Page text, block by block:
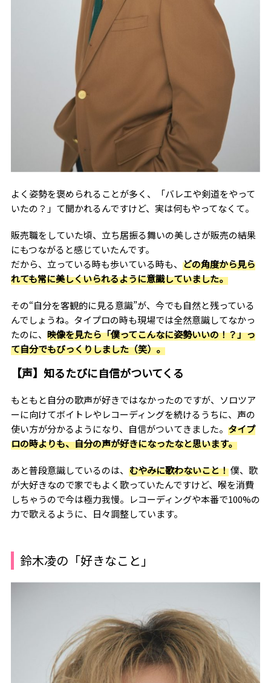
よく姿勢を褒められることが多く、「バレエや剣道をやって
いたの？」て聞かれるんですけど、実は何もやってなくて。
販売職をしていた頃、立ち居振る舞いの美しさが販売の結果
にもつながると感じていたんです。
だから、立っている時も歩いている時も、 どの角度から見ら
れても常に美しくいられるように意識していました。
その“自分を客観的に見る意識”が、今でも自然と残っている
んでしょうね。タイプロの時も現場では全然意識してなかっ
たのに、 映像を見たら「僕ってこんなに姿勢いいの！？」っ
て自分でもびっくりしました（笑）。
【声】知るたびに自信がついてくる
もともと自分の歌声が好きではなかったのですが、ソロツア
ーに向けてボイトレやレコーディングを続けるうちに、声の
使い方が分かるようになり、自信がついてきました。 タイプ
ロの時よりも、自分の声が好きになったなと思います。
あと普段意識しているのは、 むやみに歌わないこと！僕、歌
が大好きなので家でもよく歌っていたんですけど、喉を消費
しちゃうので今は極力我慢。レコーディングや本番で100%の
力で歌えるように、日々調整しています。
鈴木凌の「好きなこと」